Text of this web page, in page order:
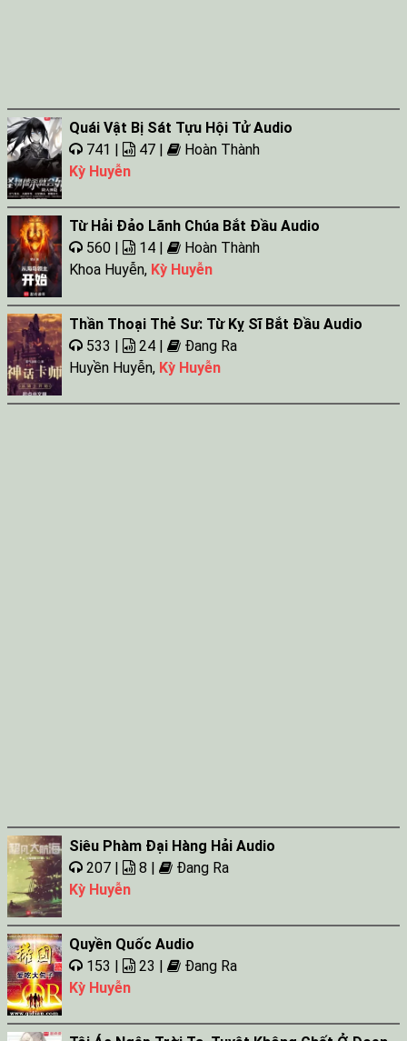
Quái Vật Bị Sát Tựu Hội Tử Audio
741 |
47 |
Hoàn Thành
Kỳ Huyễn
Từ Hải Đảo Lãnh Chúa Bắt Đầu Audio
560 |
14 |
Hoàn Thành
Khoa Huyễn, Kỳ Huyễn
Thần Thoại Thẻ Sư: Từ Kỵ Sĩ Bắt Đầu Audio
533 |
24 |
Đang Ra
Huyền Huyễn, Kỳ Huyễn
Siêu Phàm Đại Hàng Hải Audio
207 |
8 |
Đang Ra
Kỳ Huyễn
Quyền Quốc Audio
153 |
23 |
Đang Ra
Kỳ Huyễn